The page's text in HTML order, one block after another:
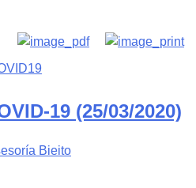
19 (25/03/2020)
Bieito